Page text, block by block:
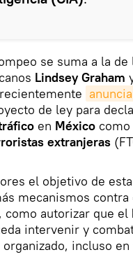
se suma a la de
Lindsey Graham
de ley para
en México como
extranjeras
el objetivo de
mecanismos contra
autorizar que el
intervenir y
incluso